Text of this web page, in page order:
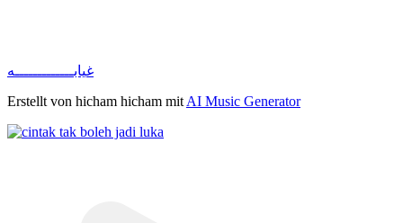
غيابـــــــــــــه
Erstellt von hicham hicham mit AI Music Generator